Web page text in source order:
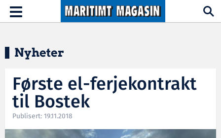
Hopp til hovedinnhold
Toggle
navigation
Nyheter
Første el-ferjekontrakt
til Bostek
Publisert: 19.11.2018